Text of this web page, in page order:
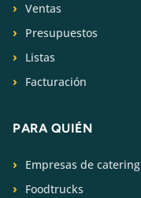
Ventas
Presupuestos
Listas
Facturación
PARA QUIÉN
Empresas de catering
Foodtrucks